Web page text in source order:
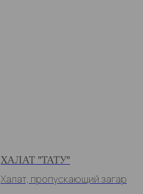
ХАЛАТ "ТАТУ"
Халат, пропускающий загар